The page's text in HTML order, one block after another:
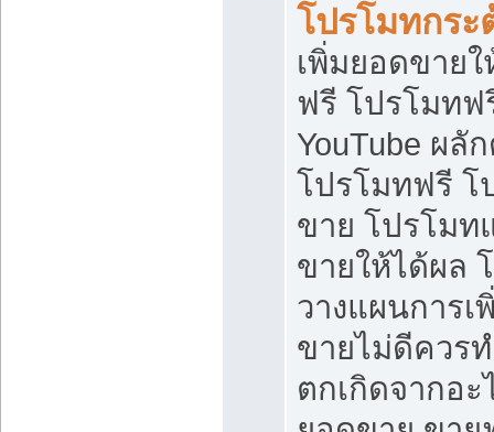
โปรโมทกร
เพิ่มยอดขายใ
ฟรี โปรโมทฟ
YouTube ผลั
โปรโมทฟรี โ
ขาย โปรโมท
ขายให้ได้ผล
วางแผนการ
ขายไม่ดีควร
ตกเกิดจากอะ